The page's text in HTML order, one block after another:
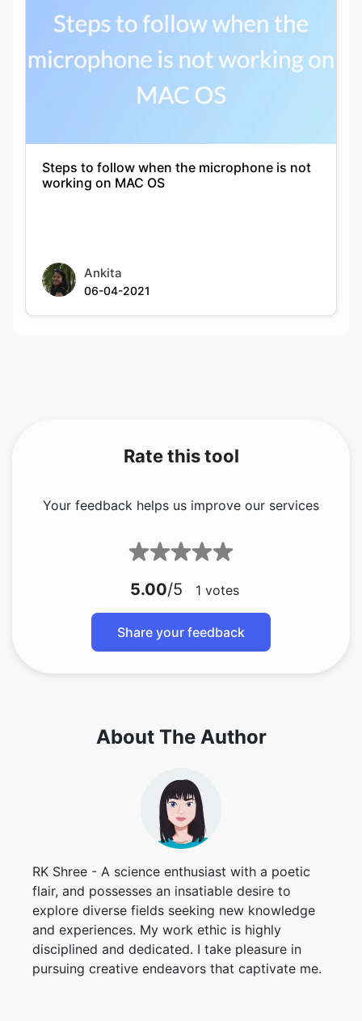
Steps to follow when the microphone is not
working on MAC OS
Ankita
06-04-2021
Rate this tool
Your feedback helps us improve our services
5.00/5 1 votes
Share your feedback
About The Author
RK Shree - A science enthusiast with a poetic
flair, and possesses an insatiable desire to
explore diverse fields seeking new knowledge
and experiences. My work ethic is highly
disciplined and dedicated. I take pleasure in
pursuing creative endeavors that captivate me.